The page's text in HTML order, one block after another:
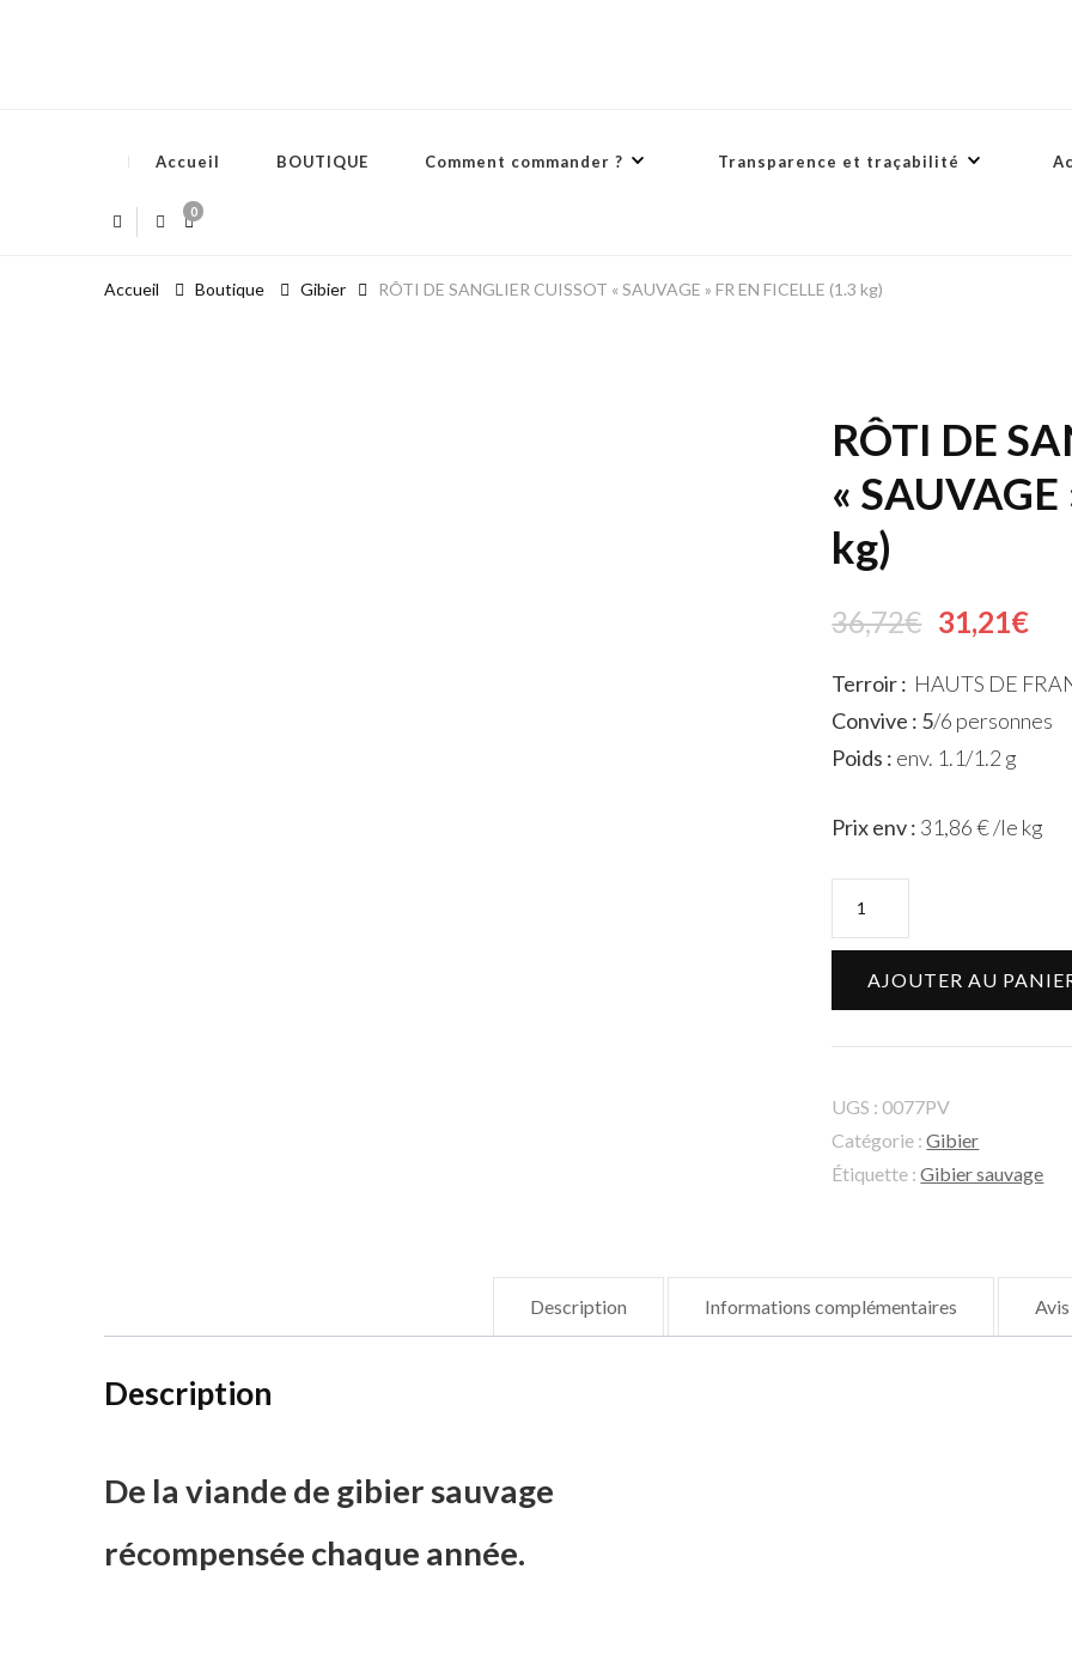
Accueil BOUTIQUE Comment commander ? Transparence et traçabilité
0
Accueil Boutique Gibier RÔTI DE SANGLIER CUISSOT « SAUVAGE » FR EN FICELLE (1.3 kg)
RÔTI DE
«
kg)
36,72€ 31,21€
Terroir : HAUTS DE
Convive : 5/6 personnes
Poids : env. 1.1/1.2 g
Prix env : 31,86 € /le kg
AJOUTER AU
UGS : 0077PV
Catégorie :Gibier
Étiquette :Gibier sauvage
Description Informations complémentaires
Description
De la viande de gibier sauvage
récompensée chaque année.